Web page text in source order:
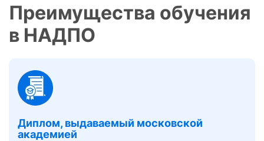
Преимущества обучения
в НАДПО
Диплом, выдаваемый московской
академией